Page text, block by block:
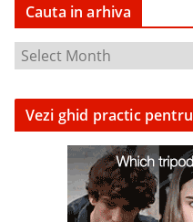
Cauta in arhiva
u
Vezi ghid practic